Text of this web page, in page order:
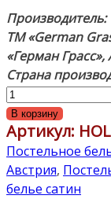
Производитель:
ТМ «German
«Герман Грасс»,
Страна
Количество
товара
Постельное
белье
«Holiday
Palette
В корзину
Артикул:
Постельное
Австрия,
белье сатин